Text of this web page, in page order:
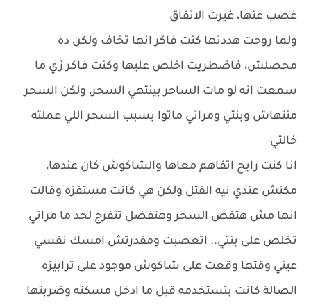
غصب عنها، غيرت الاتفاق
ولما روحت هددتها كنت فاكر انها تخاف ولكن ده
محصلش، فاضطريت اخلص عليها وكنت فاكر زي ما
سمعت انه لو مات الساحر بينتهي السحر، ولكن السحر
منتهاش وبنتي ومراتي ماتوا بسبب السحر اللي عملته
خالتي
انا كنت رايح اتفاهم معاها والشاكوش كان عندها،
مكنش عندي نيه القتل ولكن هي كانت مستفزه وقالت
انها مش هتفض السحر وهتفضل تتفرج لحد ما مراتي
تخلص على بنتي.. اتعصبت ومقدرتش امسك نفسي
عيني وقتها وقعت على شاكوش موجود على ترابيزه
الصالة كانت بتستخدمه قبل ما ادخل مسكته وضربتها